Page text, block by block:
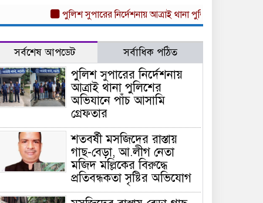
পুলিশ সুপারের নির্দেশনায় আত্রাই থানা পুলিশের অভিযানে পাঁচ
সর্বশেষ আপডেট সর্বাধিক পঠিত
পুলিশ সুপারের নির্দেশনায়
আত্রাই থানা পুলিশের
অভিযানে পাঁচ আসামি
গ্রেফতার
শতবর্ষী মসজিদের রাস্তায়
গাছ-বেড়া, আ.লীগ নেতা
মজিদ মল্লিকের বিরুদ্ধে
প্রতিবন্ধকতা সৃষ্টির অভিযোগ